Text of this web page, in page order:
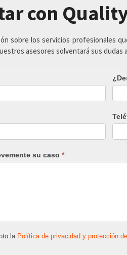
con
sobre los servicios profesionales
asesores solventará sus dudas
su caso *
la Política de privacidad y protección